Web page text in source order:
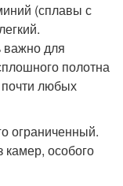
(сплавы с
важно для
полотна
почти любых
ограниченный.
камер, особого